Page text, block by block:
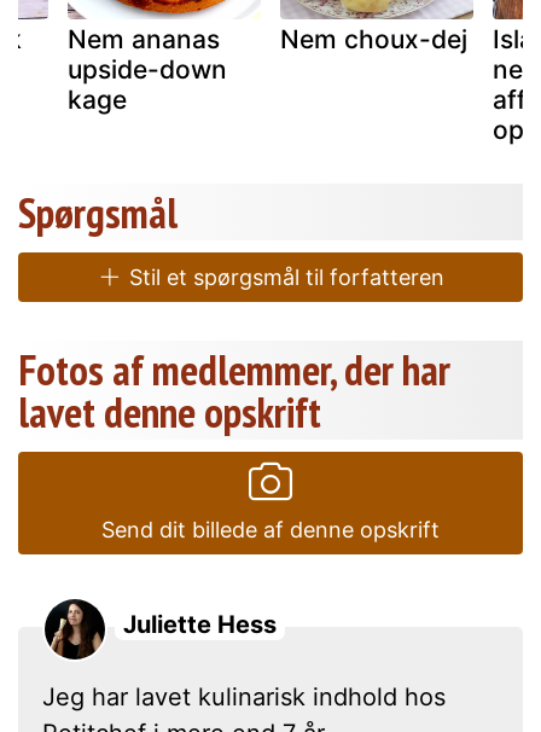
Nem ananas
upside-down
kage
Nem choux-dej
Spørgsmål
Stil et spørgsmål til forfatteren
Fotos af medlemmer, der har
lavet denne opskrift
Send dit billede af denne opskrift
Juliette Hess
Jeg har lavet kulinarisk indhold hos